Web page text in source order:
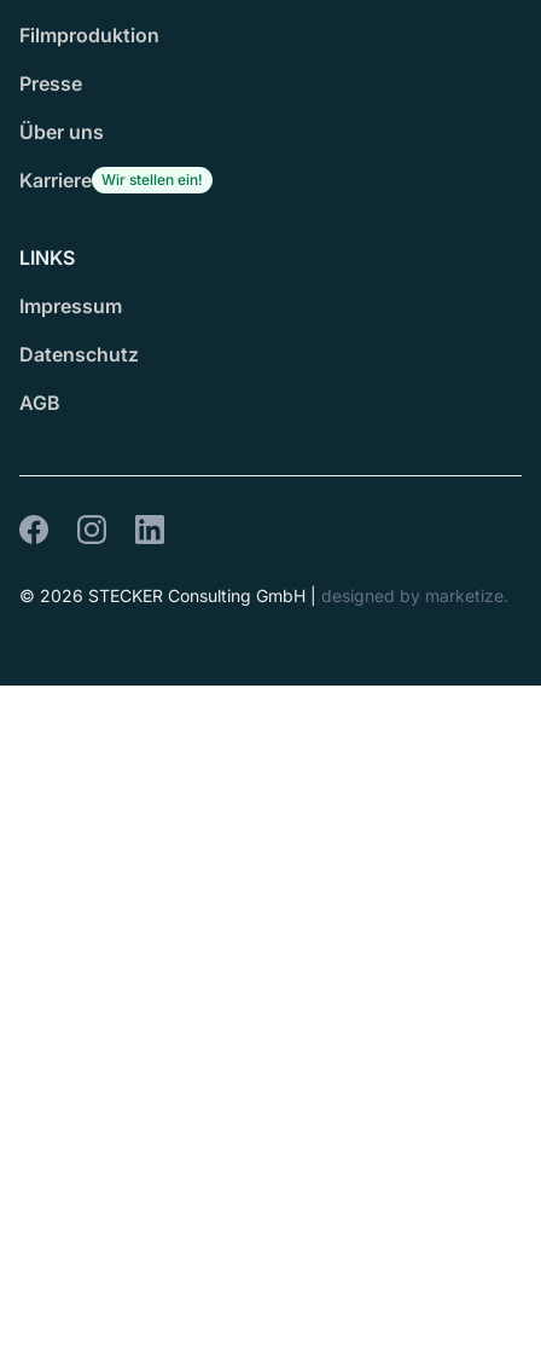
Filmproduktion
Presse
Über uns
Karriere Wir stellen ein!
LINKS
Impressum
Datenschutz
AGB
© 2026 STECKER Consulting GmbH | designed by marketize.